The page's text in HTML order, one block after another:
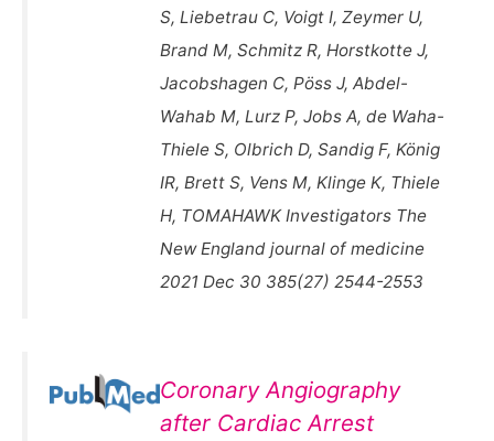
S, Liebetrau C, Voigt I, Zeymer U,
Brand M, Schmitz R, Horstkotte J,
Jacobshagen C, Pöss J, Abdel-
Wahab M, Lurz P, Jobs A, de Waha-
Thiele S, Olbrich D, Sandig F, König
IR, Brett S, Vens M, Klinge K, Thiele
H, TOMAHAWK Investigators The
New England journal of medicine
2021 Dec 30 385(27) 2544-2553
Coronary Angiography
after Cardiac Arrest